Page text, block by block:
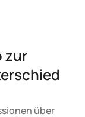
zur
über